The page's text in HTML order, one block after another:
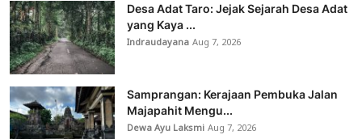
Desa Adat Taro: Jejak Sejarah Desa Adat
yang Kaya ...
IndraudayanaAug 7, 2026
Samprangan: Kerajaan Pembuka Jalan
Majapahit Mengu...
Dewa Ayu LaksmiAug 7, 2026